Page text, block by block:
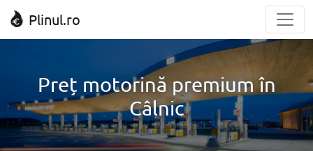
Plinul.ro
Preț motorină premium în
Câlnic